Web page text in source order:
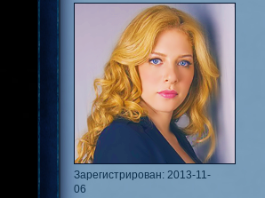
Зарегистрирован: 2013-11-
06